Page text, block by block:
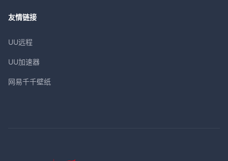
友情链接
UU远程
UU加速器
网易千千壁纸